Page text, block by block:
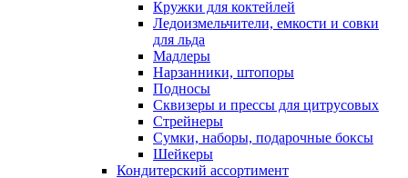
Кружки для коктейлей
Ледоизмельчители, емкости и совки
для льда
Мадлеры
Нарзанники, штопоры
Подносы
Сквизеры и прессы для цитрусовых
Стрейнеры
Сумки, наборы, подарочные боксы
Шейкеры
Кондитерский ассортимент